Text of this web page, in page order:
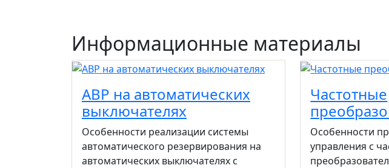
Информационные материалы
АВР на автоматических
выключателях
Особенности реализации системы
автоматического резервирования на
автоматических выключателях с
Частотные
Особенности
управления с